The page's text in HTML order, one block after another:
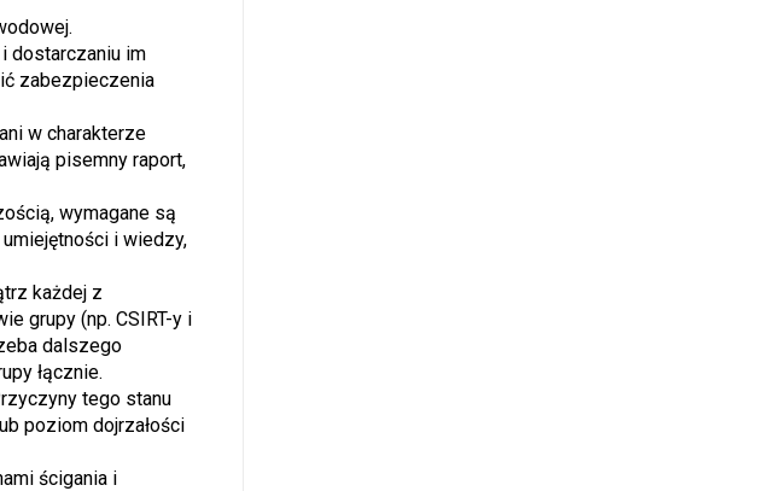
dostarczaniu im
zabezpieczenia
w charakterze
pisemny raport,
wymagane są
i wiedzy,
każdej z
grupy (np. CSIRT-y i
dalszego
łącznie.
tego stanu
poziom dojrzałości
ścigania i